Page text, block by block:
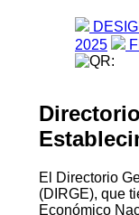
2025
El Directorio
(DIRGE), que
Económico